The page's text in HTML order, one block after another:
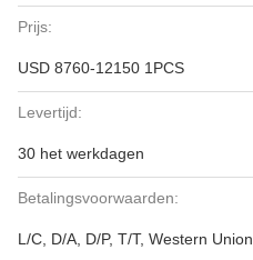
Prijs:
USD 8760-12150 1PCS
Levertijd:
30 het werkdagen
Betalingsvoorwaarden:
L/C, D/A, D/P, T/T, Western Union,